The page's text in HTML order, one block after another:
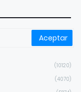
(10120)
(4070)